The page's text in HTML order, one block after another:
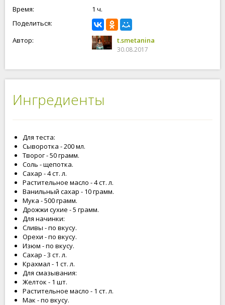
Время:
1 ч.
Поделиться:
Автор:
t.smetanina
30.08.2017
Ингредиенты
Для теста:
Сыворотка - 200 мл.
Творог - 50 грамм.
Соль - щепотка.
Сахар - 4 ст. л.
Растительное масло - 4 ст. л.
Ванильный сахар - 10 грамм.
Мука - 500 грамм.
Дрожжи сухие - 5 грамм.
Для начинки:
Сливы - по вкусу.
Орехи - по вкусу.
Изюм - по вкусу.
Сахар - 3 ст. л.
Крахмал - 1 ст. л.
Для смазывания:
Желток - 1 шт.
Растительное масло - 1 ст. л.
Мак - по вкусу.